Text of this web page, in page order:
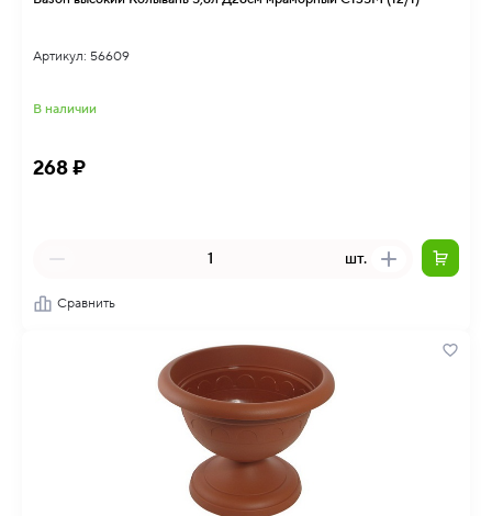
Артикул: 56609
В наличии
268 ₽
шт.
Сравнить